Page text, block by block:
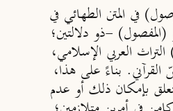
في المتن الطهائي في
(المفصول) -ذو دلالتين؛
العربي الإسلامي،
بناءً على هذا،
بإمكان ذلك أو عدم